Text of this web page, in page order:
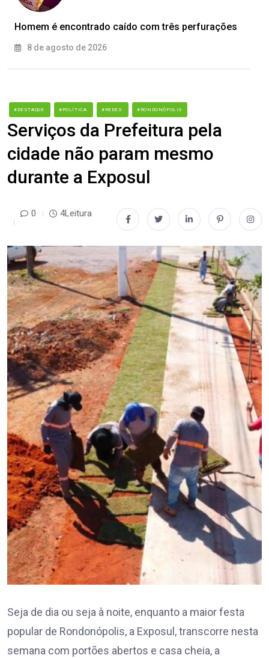
Homem é encontrado caído com três perfurações
8 de agosto de 2026
#DESTAQUE #POLÍTICA #REDES #RONDONÓPOLIS
Serviços da Prefeitura pela
cidade não param mesmo
durante a Exposul
0 4Leitura
Seja de dia ou seja à noite, enquanto a maior festa
popular de Rondonópolis, a Exposul, transcorre nesta
semana com portões abertos e casa cheia, a